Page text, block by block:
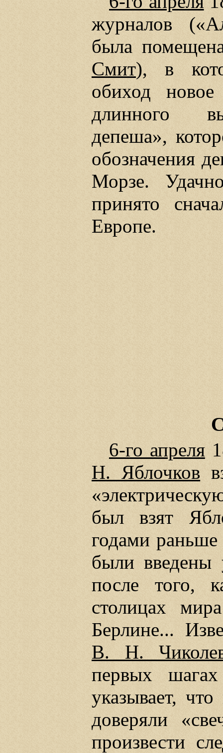
журналов
была
Смит), в
обиход
длинного
депеша»,
обозначения
Морзе.
принято
Европе.
6-го апреля
Н. Яблочков
был взят
годами
были введены
после того,
столицах
Берлине...
В. Н.
первых шагах
указывает,
доверяли
произвести